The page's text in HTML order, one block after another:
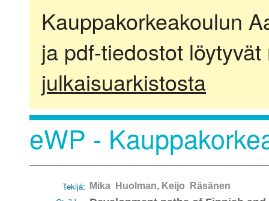
Kauppakorkeakoulun
ja pdf-tiedostot
julkaisuarkistosta
eWP -
Tekijä: Mika Huolman, Keijo Räsänen